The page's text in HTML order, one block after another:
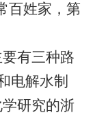
百姓家，第
有三种路
电解水制
研究的浙